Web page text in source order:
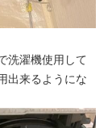
洗濯機使用して
出来るようにな